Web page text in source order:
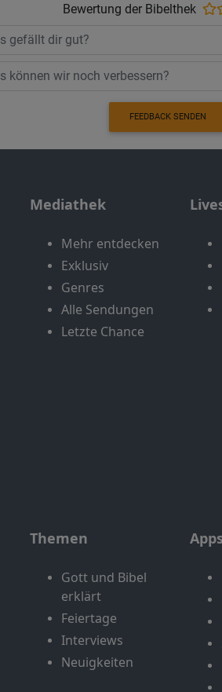
Bewertung der Bibelthek
FEEDBACK SENDEN
Mediathek
Mehr entdecken
Exklusiv
Genres
Alle Sendungen
Letzte Chance
Themen
Gott und Bibel
erklärt
Feiertage
Interviews
Neuigkeiten